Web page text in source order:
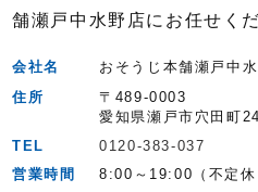
舗瀬戸中水野店にお任せくだ
会社名
おそうじ本舗瀬戸中
住所
〒489-0003
愛知県瀬戸市穴田町
TEL
0120-383-037
営業時間
8:00～19:00（不定休